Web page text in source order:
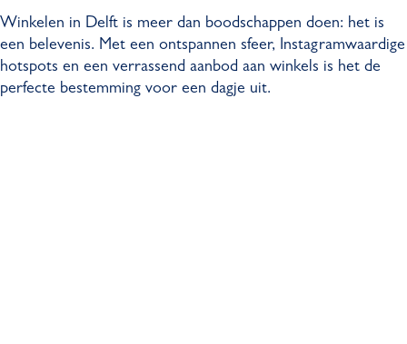
Winkelen in Delft is meer dan boodschappen doen: het is
een belevenis. Met een ontspannen sfeer, Instagramwaardige
hotspots en een verrassend aanbod aan winkels is het de
perfecte bestemming voor een dagje uit.